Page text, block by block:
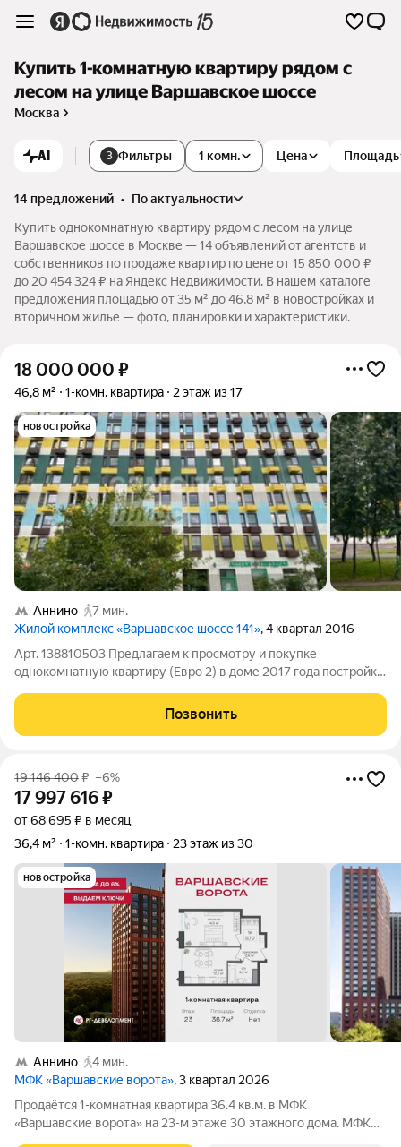
Купить 1-комнатную квартиру рядом с
лесом на улице Варшавское шоссе
Москва
AI 3 Фильтры 1 комн. Цена Площадь
14 предложений •
по актуальности
Купить однокомнатную квартиру рядом с лесом на улице
Варшавское шоссе в Москве — 14 объявлений от агентств и
собственников по продаже квартир по цене от 15 850 000 ₽
до 20 454 324 ₽ на Яндекс Недвижимости. В нашем каталоге
предложения площадью от 35 м² до 46,8 м² в новостройках и
вторичном жилье — фото, планировки и характеристики.
18 000 000 ₽
46,8 м² 1-комн. квартира 2 этаж из 17
новостройка
Аннино
7 мин.
Жилой комплекс «Варшавское шоссе 141», 4 квартал 2016
Арт. 138810503 Предлагаем к просмотру и покупке
однокомнатную квартиру (Евро 2) в доме 2017 года постройки.
есть все необходимое для комфортного проживания:
современная мебель, встроенная
Позвонить
19 146 400₽ –6%
17 997 616₽
от 68 695 ₽ в месяц
36,4 м²
1-комн. квартира 23 этаж из 30
новостройка
Аннино
4 мин.
МФК «Варшавские ворота», 3 квартал 2026
Продаётся 1-комнатная квартира 36.4 кв.м. в МФК
«Варшавские ворота» на 23-м этаже 30 этажного дома. МФК